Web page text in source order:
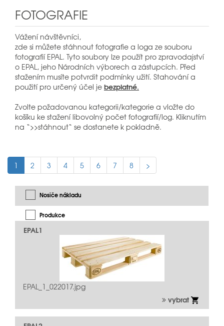
FOTOGRAFIE
Vážení návštěvníci,
zde si můžete stáhnout fotografie a loga ze souboru
fotografií EPAL. Tyto soubory lze použít pro zpravodajství
o EPAL, jeho Národních výborech a zástupcích. Před
stažením musíte potvrdit podmínky užití. Stahování a
použití pro určený účel je bezplatné.
Zvolte požadovanou kategorii/kategorie a vložte do
košíku ke stažení libovolný počet fotografií/log. Kliknutím
na “>>stáhnout“ se dostanete k pokladně.
1 2 3 4 5 6 7 8 >
Nosiče nákladu
Produkce
Kontrola kvality
EPAL1
EPAL_1_022017.jpg
vybrat